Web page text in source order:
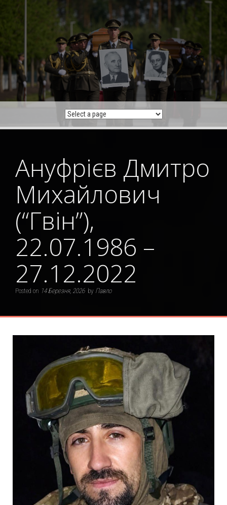
Ануфрієв Дмитро
Михайлович
(“Гвін”),
22.07.1986 –
27.12.2022
Posted on 14 Березня, 2026 by Павло